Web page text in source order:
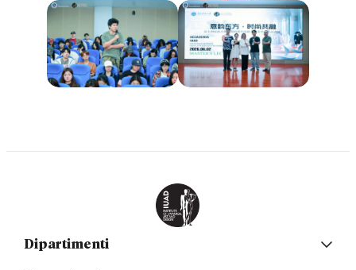
Dipartimenti